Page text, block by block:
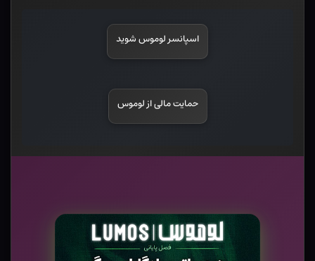
اسپانسر لوموس شوید
حمایت مالی از لوموس